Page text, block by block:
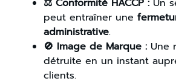
⚖️ Conformité HACCP : Un
peut entraîner une
administrative.
🚫 Image de Marque : Une
détruite en un instant
clients.